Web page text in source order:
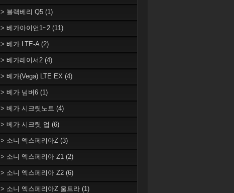
> 블랙베리 Q5 (1)
> 베가아이언1~2 (11)
> 베가 LTE-A (2)
> 베가레이서2 (4)
> 베가(Vega) LTE EX (4)
> 베가 넘버6 (1)
> 베가 시크릿노트 (4)
> 베가 시크릿 업 (6)
> 소니 엑스페리아Z (3)
> 소니 엑스페리아 Z1 (2)
> 소니 엑스페리아 Z2 (6)
> 소니 엑스페리아Z 울트라 (1)